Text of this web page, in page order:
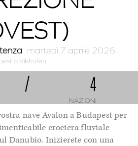
martedì 7 aprile 2026
a Vilshofen
/ 4
NAZIONI
nave Avalona Budapest per
crociera fluviale
Danubio. Inizierete con una